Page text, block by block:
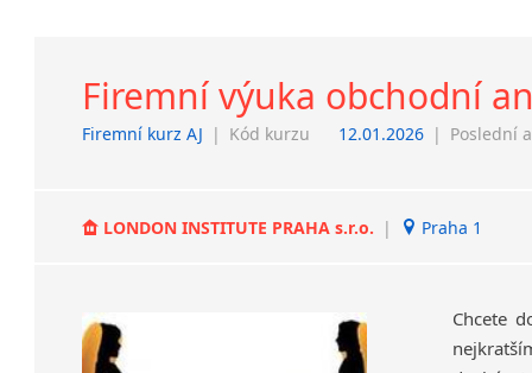
Firemní výuka obchodní
Firemní kurz AJ | Kód kurzu 12.01.2026 | Poslední
LONDON INSTITUTE PRAHA s.r.o. | Praha 1
Chcete